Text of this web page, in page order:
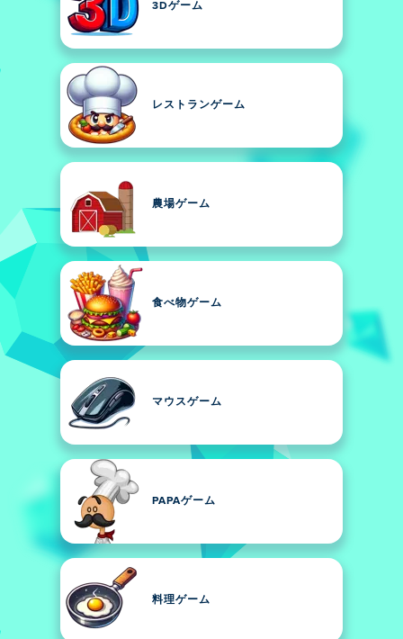
3Dゲーム
レストランゲーム
農場ゲーム
食べ物ゲーム
マウスゲーム
PAPAゲーム
料理ゲーム